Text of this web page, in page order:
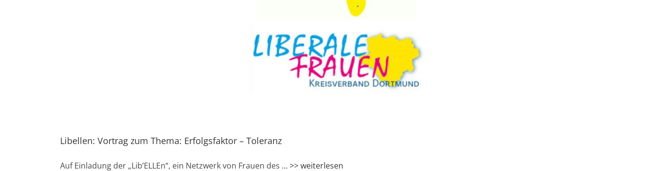
Libellen: Vortrag zum Thema: Erfolgsfaktor – Toleranz
Auf Einladung der „Lib’ELLEn“, ein Netzwerk von Frauen des ... >> weiterlesen